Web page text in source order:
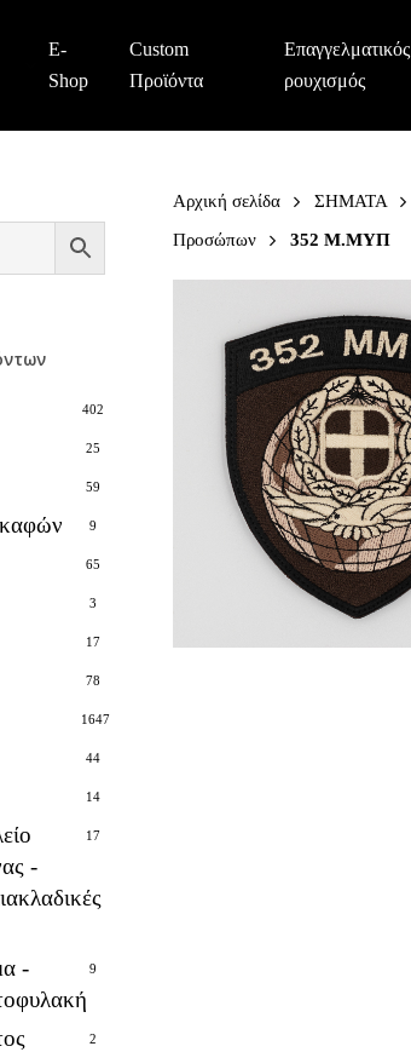
E-
Shop
Custom
Προϊόντα
Επαγγελματικός
ρουχισμός
402
25
59
9
65
3
17
78
1647
44
14
-
17
-
9
2
Αρχική σελίδα ΣΗΜΑΤΑ
Προσώπων
352 Μ.ΜΥΠ